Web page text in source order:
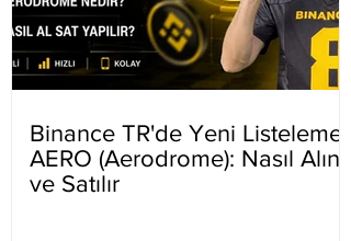
Binance TR'de Yeni Listeleme
AERO (Aerodrome): Nasıl Alınır
ve Satılır